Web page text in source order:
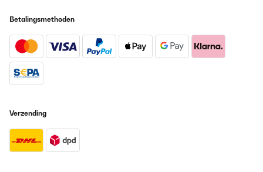
Betalingsmethoden
Verzending